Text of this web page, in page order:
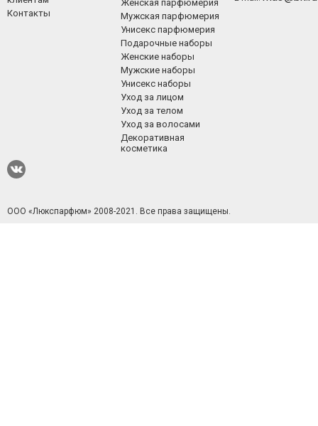
Контакты
Женская парфюмерия
Мужская парфюмерия
Унисекс парфюмерия
Подарочные наборы
Женские наборы
Мужские наборы
Унисекс наборы
Уход за лицом
Уход за телом
Уход за волосами
Декоративная
косметика
ООО «Люкспарфюм» 2008-2021. Все права защищены.